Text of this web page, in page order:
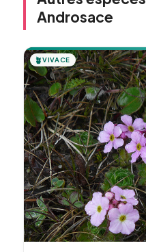
Androsace
🪴VIVACE